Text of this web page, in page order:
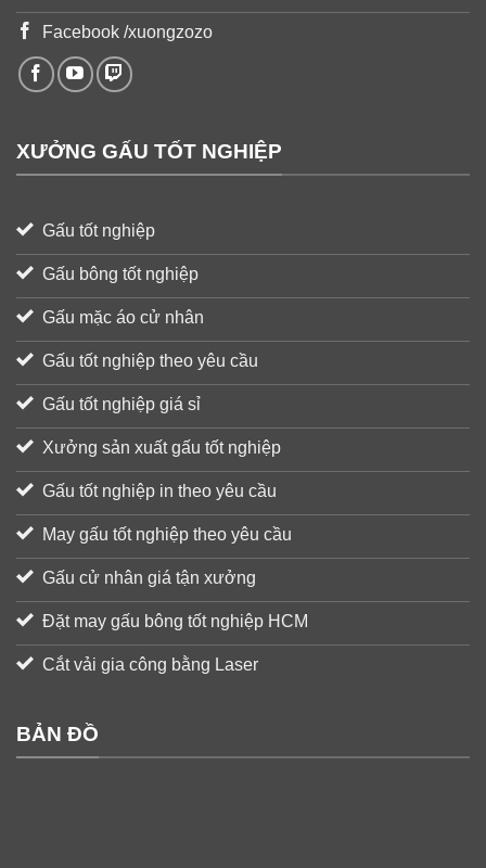
Facebook /xuongzozo
XƯỞNG GẤU TỐT NGHIỆP
Gấu tốt nghiệp
Gấu bông tốt nghiệp
Gấu mặc áo cử nhân
Gấu tốt nghiệp theo yêu cầu
Gấu tốt nghiệp giá sỉ
Xưởng sản xuất gấu tốt nghiệp
Gấu tốt nghiệp in theo yêu cầu
May gấu tốt nghiệp theo yêu cầu
Gấu cử nhân giá tận xưởng
Đặt may gấu bông tốt nghiệp HCM
Cắt vải gia công bằng Laser
BẢN ĐỒ